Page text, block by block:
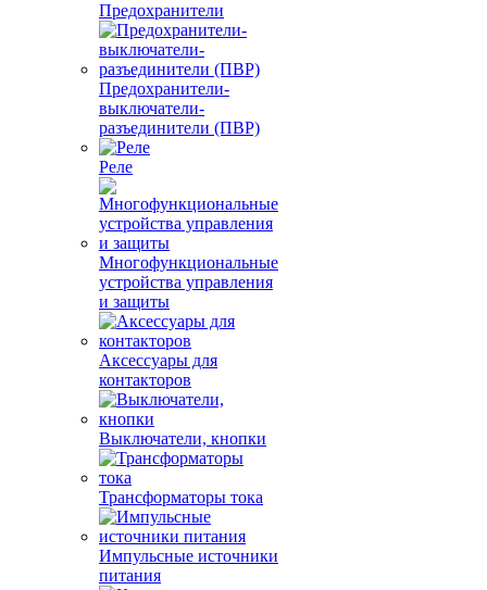
Предохранители
Предохранители-
выключатели-
разъединители (ПВР)
Реле
Многофункциональные
устройства управления
и защиты
Аксессуары для
контакторов
Выключатели, кнопки
Трансформаторы тока
Импульсные источники
питания